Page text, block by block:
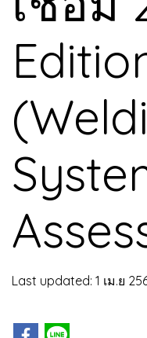
Last updated: 1 เม.ย